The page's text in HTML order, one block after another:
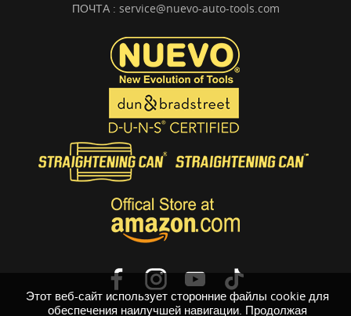
Этот веб-сайт использует сторонние файлы cookie для
обеспечения наилучшей навигации. Продолжая
ПОЧТА : service@nuevo-auto-tools.com